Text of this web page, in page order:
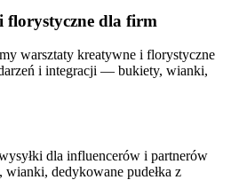
florystyczne dla firm
warsztaty kreatywne i florystyczne
i integracji — bukiety, wianki,
dla influencerów i partnerów
dedykowane pudełka z